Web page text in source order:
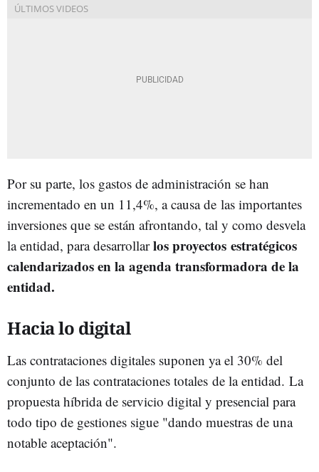
Por su parte, los gastos de administración se han
incrementado en un 11,4%, a causa de las importantes
inversiones que se están afrontando, tal y como desvela
la entidad, para desarrollarlos proyectos estratégicos
calendarizados en la agenda transformadora de la
entidad.
Hacia lo digital
Las contrataciones digitales suponen ya el 30% del
conjunto de las contrataciones totales de la entidad. La
propuesta híbrida de servicio digital y presencial para
todo tipo de gestiones sigue "dando muestras de una
notable aceptación".